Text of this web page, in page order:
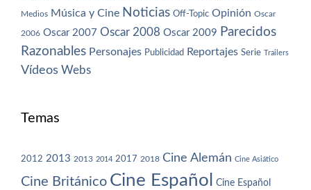
Medios Música y Cine Noticias Off-Topic Opinión Oscar
2006 Oscar 2007 Oscar 2008 Oscar 2009 Parecidos
Razonables Personajes Publicidad Reportajes Serie Trailers
Vídeos Webs
Temas
2012 2013 2013 2014 2017 2018 Cine Alemán Cine Asiático
Cine Británico Cine Español Cine Español